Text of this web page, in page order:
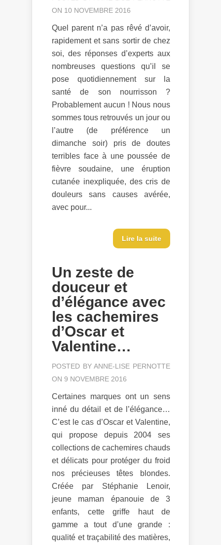
ON 10 NOVEMBRE 2016
Quel parent n’a pas rêvé d’avoir,
rapidement et sans sortir de chez
soi, des réponses d’experts aux
nombreuses questions qu’il se
pose quotidiennement sur la
santé de son nourrisson ?
Probablement aucun ! Nous nous
sommes tous retrouvés un jour ou
l’autre (de préférence un
dimanche soir) pris de doutes
terribles face à une poussée de
fièvre soudaine, une éruption
cutanée inexpliquée, des cris de
douleurs sans causes avérée,
avec pour...
Lire la suite
Un zeste de
douceur et
d’élégance avec
les cachemires
d’Oscar et
Valentine…
POSTED BYANNE-LISE PERNOTTE
ON 9 NOVEMBRE 2016
Certaines marques ont un sens
inné du détail et de l’élégance…
C’est le cas d’Oscar et Valentine,
qui propose depuis 2004 ses
collections de cachemires chauds
et délicats pour protéger du froid
nos précieuses têtes blondes.
Créée par Stéphanie Lenoir,
jeune maman épanouie de 3
enfants, cette griffe haut de
gamme a tout d’une grande :
qualité et traçabilité des matières,